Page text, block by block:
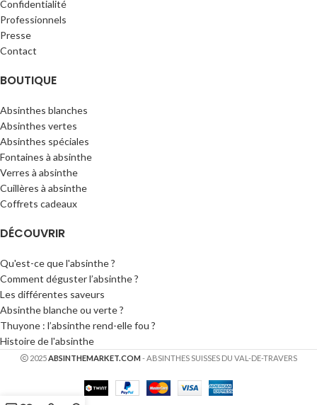
Confidentialité
Professionnels
Presse
Contact
BOUTIQUE
Absinthes blanches
Absinthes vertes
Absinthes spéciales
Fontaines à absinthe
Verres à absinthe
Cuillères à absinthe
Coffrets cadeaux
DÉCOUVRIR
Qu'est-ce que l'absinthe ?
Comment déguster l’absinthe ?
Les différentes saveurs
Absinthe blanche ou verte ?
Thuyone : l’absinthe rend-elle fou ?
Histoire de l'absinthe
2025ABSINTHEMARKET.COM - ABSINTHES SUISSES DU VAL-DE-TRAVERS